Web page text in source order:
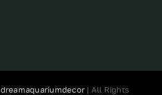
dreamaquariumdecor | All Rights